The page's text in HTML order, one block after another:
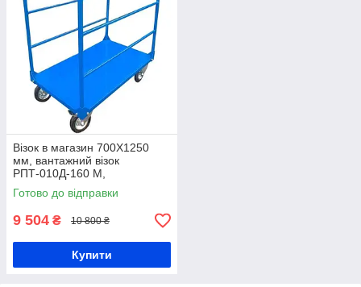
Візок в магазин 700Х1250
мм, вантажний візок
РПТ-010Д-160 М,
платформний візок, візок в
будівельний магазин, візок
Готово до відправки
9 504 ₴ 10 800 ₴
Купити